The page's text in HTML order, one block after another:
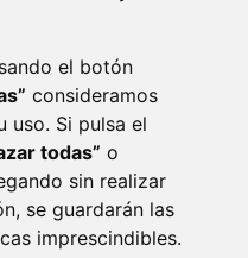
el botón
consideramos
uso. Si pulsa el
todas” o
sin realizar
se guardarán las
imprescindibles.
DATOS
ENLACE EXTERNO AL